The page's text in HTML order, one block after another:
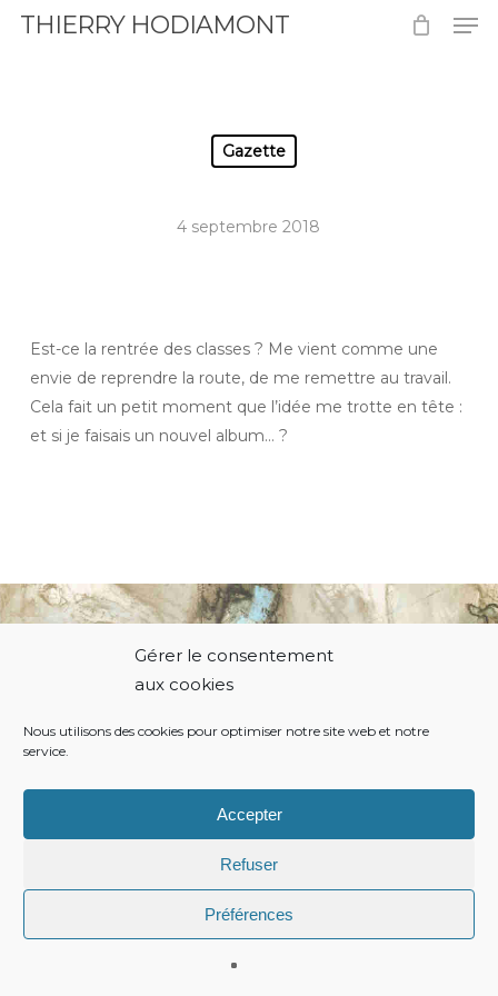
Gérer le consentement
aux cookies
Nous utilisons des cookies pour optimiser notre site web et notre
service.
Accepter
Refuser
Préférences
SkipTHIERRY HODIAMONT
Gazette
4 septembre 2018
Est-ce la rentrée des classes ? Me vient comme une
envie de reprendre la route, de me remettre au travail.
Cela fait un petit moment que l’idée me trotte en tête :
et si je faisais un nouvel album… ?
© 2021 Thierry Hodiamont.